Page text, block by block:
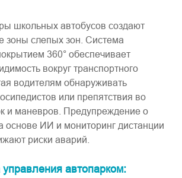
школьных автобусов создают
зоны ​слепых зон​​. ​​Система
360° обеспечивает
вокруг транспортного
водителям обнаруживать
или препятствия во
и маневров. Предупреждение о
основе ИИ и мониторинг дистанции
риски аварий.
автопарком: